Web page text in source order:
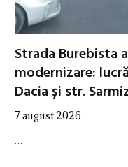
Strada Burebista
modernizare:
Dacia și str.
7 august 2026
…